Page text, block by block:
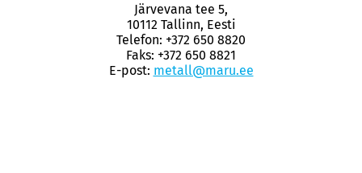
Järvevana tee 5,
10112 Tallinn, Eesti
Telefon: +372 650 8820
Faks: +372 650 8821
E-post: metall@maru.ee